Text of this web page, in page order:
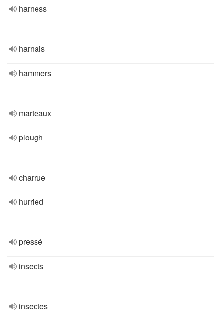
harness
harnais
hammers
marteaux
plough
charrue
hurried
pressé
insects
insectes